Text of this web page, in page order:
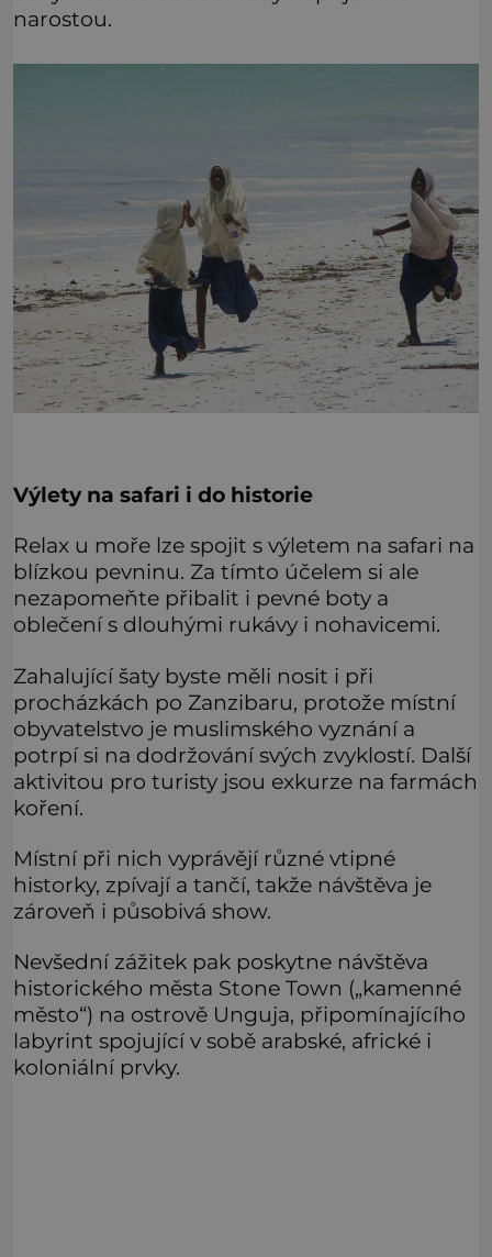
narostou.
Výlety na safari i do historie
Relax u moře lze spojit s výletem na safari na
blízkou pevninu. Za tímto účelem si ale
nezapomeňte přibalit i pevné boty a
oblečení s dlouhými rukávy i nohavicemi.
Zahalující šaty byste měli nosit i při
procházkách po Zanzibaru, protože místní
obyvatelstvo je muslimského vyznání a
potrpí si na dodržování svých zvyklostí. Další
aktivitou pro turisty jsou exkurze na farmách
koření.
Místní při nich vyprávějí různé vtipné
historky, zpívají a tančí, takže návštěva je
zároveň i působivá show.
Nevšední zážitek pak poskytne návštěva
historického města Stone Town („kamenné
město“) na ostrově Unguja, připomínajícího
labyrint spojující v sobě arabské, africké i
koloniální prvky.